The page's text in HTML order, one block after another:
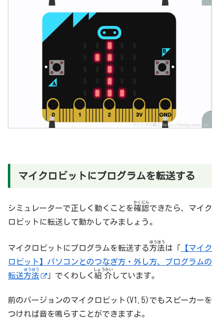
マイクロビットにプログラムを転送する
シミュレーターで正しく動くことを確認
かくにん
できたら、マイク
ロビットに転送して動かしてみましょう。
マイクロビットにプログラムを転送する方法
ほうほう
は「 【マイク
ロビット】パソコンとのつなぎ方・外し方、プログラムの
転送方法
ほうほう
」でくわしく 紹介
しょうかい
しています。
前のバージョンのマイクロビット(V1.5)でもスピーカーを
つければ音を鳴らすことができますよ。